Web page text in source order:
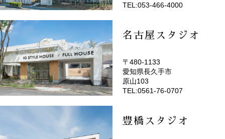
TEL:053-466-4000
名古屋スタジオ
(EMOTOP名古屋)
〒480-1133
愛知県長久手市
原山103
TEL:0561-76-0707
豊橋スタジオ